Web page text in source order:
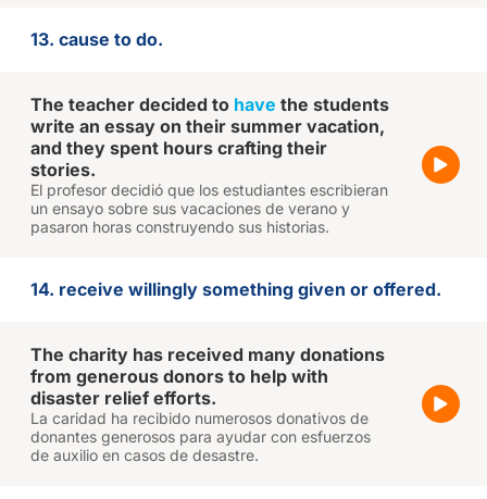
13. cause to do.
The teacher decided to have the students
write an essay on their summer vacation,
and they spent hours crafting their
stories.
El profesor decidió que los estudiantes escribieran
un ensayo sobre sus vacaciones de verano y
pasaron horas construyendo sus historias.
14. receive willingly something given or offered.
The charity has received many donations
from generous donors to help with
disaster relief efforts.
La caridad ha recibido numerosos donativos de
donantes generosos para ayudar con esfuerzos
de auxilio en casos de desastre.